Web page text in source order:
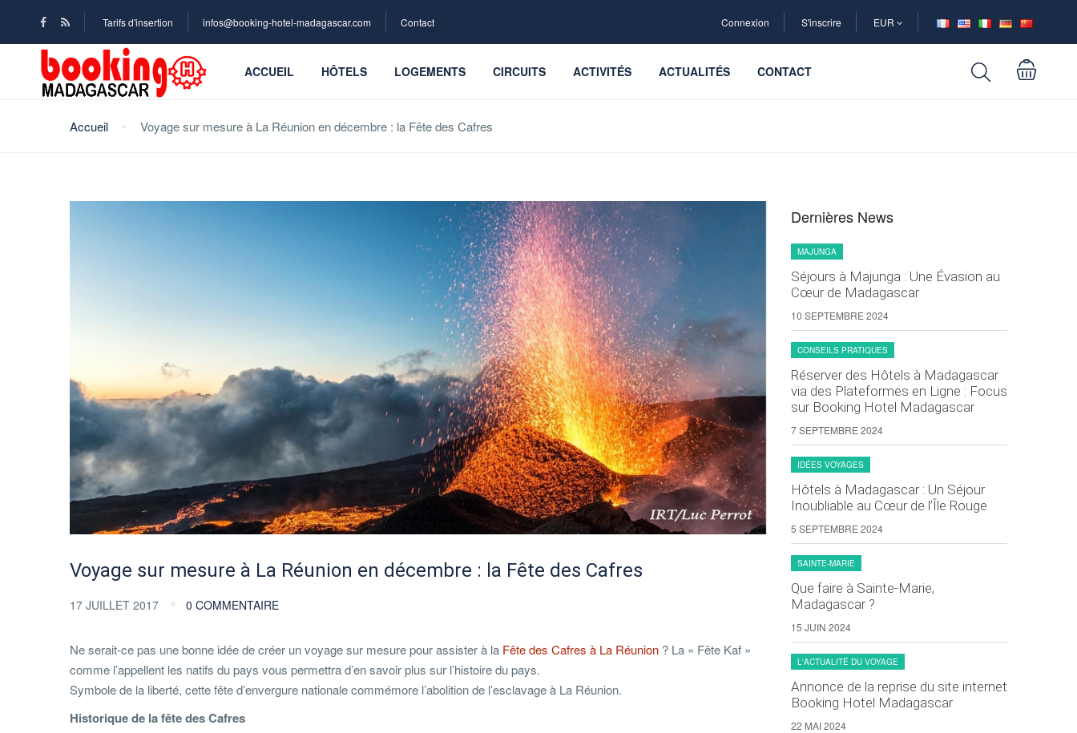
Tarifs d'insertion infos@booking-hotel-madagascar.com Contact Connexion S'inscrire EUR
ACCUEIL HÔTELS LOGEMENTS CIRCUITS ACTIVITÉS ACTUALITÉS CONTACT
Accueil Voyage sur mesure à La Réunion en décembre : la Fête des Cafres
Voyage sur mesure à La Réunion en décembre : la Fête des Cafres
17 JUILLET 2017 0 COMMENTAIRE
Ne serait-ce pas une bonne idée de créer un voyage sur mesure pour assister à la Fête des Cafres à La Réunion ? La « Fête Kaf »
comme l’appellent les natifs du pays vous permettra d’en savoir plus sur l’histoire du pays.
Symbole de la liberté, cette fête d’envergure nationale commémore l’abolition de l’esclavage à La Réunion.
Historique de la fête des Cafres
Dernières News
MAJUNGA
Séjours à Majunga : Une Évasion au
Cœur de Madagascar
10 SEPTEMBRE 2024
CONSEILS PRATIQUES
Réserver des Hôtels à Madagascar
via des Plateformes en Ligne : Focus
sur Booking Hotel Madagascar
7 SEPTEMBRE 2024
IDÉES VOYAGES
Hôtels à Madagascar : Un Séjour
Inoubliable au Cœur de l’Île Rouge
5 SEPTEMBRE 2024
SAINTE-MARIE
Que faire à Sainte-Marie,
Madagascar ?
15 JUIN 2024
L'ACTUALITÉ DU VOYAGE
Annonce de la reprise du site internet
Booking Hotel Madagascar
22 MAI 2024